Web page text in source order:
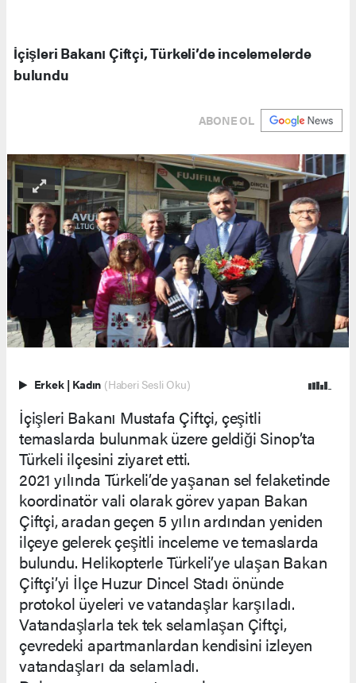
İçişleri Bakanı Çiftçi, Türkeli’de incelemelerde
bulundu
ABONE OL
Erkek | Kadın (Haberi Sesli Oku)
İçişleri Bakanı Mustafa Çiftçi, çeşitli
temaslarda bulunmak üzere geldiği Sinop’ta
Türkeli ilçesini ziyaret etti.
2021 yılında Türkeli’de yaşanan sel felaketinde
koordinatör vali olarak görev yapan Bakan
Çiftçi, aradan geçen 5 yılın ardından yeniden
ilçeye gelerek çeşitli inceleme ve temaslarda
bulundu. Helikopterle Türkeli’ye ulaşan Bakan
Çiftçi’yi İlçe Huzur Dincel Stadı önünde
protokol üyeleri ve vatandaşlar karşıladı.
Vatandaşlarla tek tek selamlaşan Çiftçi,
çevredeki apartmanlardan kendisini izleyen
vatandaşları da selamladı.